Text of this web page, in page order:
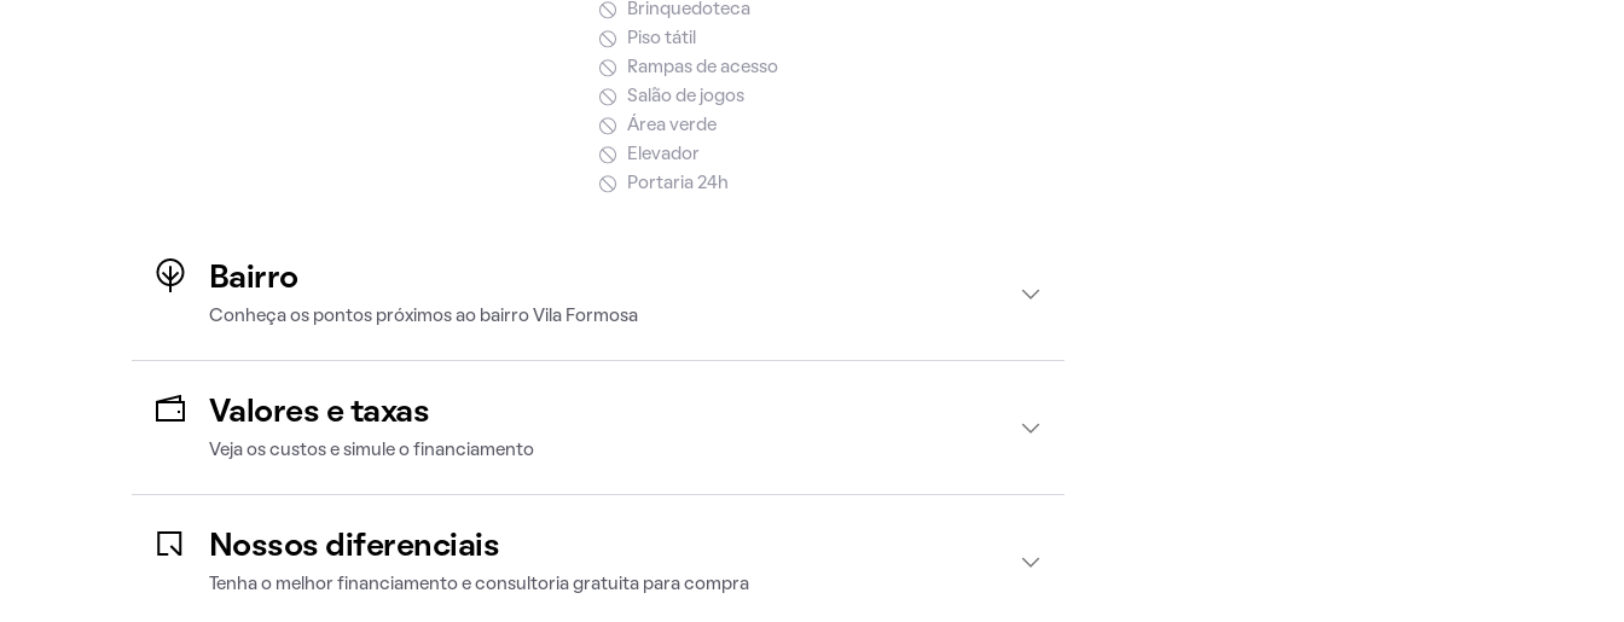
Brinquedoteca
Piso tátil
Rampas de acesso
Salão de jogos
Área verde
Elevador
Portaria 24h
Bairro
Conheça os pontos próximos ao bairro Vila Formosa
Valores e taxas
Veja os custos e simule o financiamento
Nossos diferenciais
Tenha o melhor financiamento e consultoria gratuita para compra